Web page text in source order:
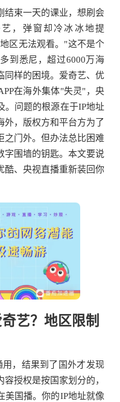
结束一天的课业，想刷会
，弹窗却冷冰冰地提
区无法观看。"这不是个
到悉尼，超过6000万海
同样的困境。爱奇艺、优
在海外集体"失灵"，央
。问题的根源在于IP地址
，版权方和平台方为了
之门外。但办法总比困难
字围墙的钥匙。本文要说
酷、央视直播重新装回你
艺？地区限制
，结果到了国外才发现
授权是按国家划分的，
美国播。你的IP地址就像